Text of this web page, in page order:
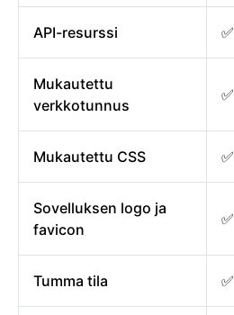
API-resurssi ✅
Mukautettu
verkkotunnus
✅
Mukautettu CSS ✅
Sovelluksen logo ja
favicon
✅
Tumma tila ✅